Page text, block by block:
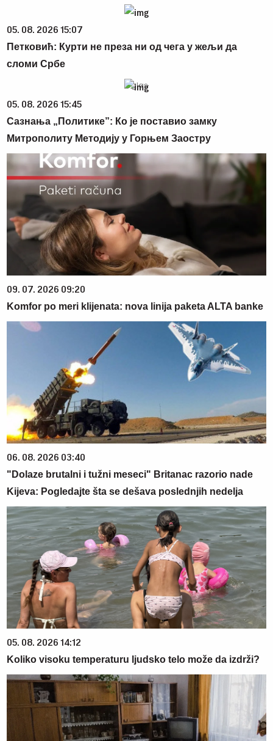
05. 08. 2026 15:07
Петковић: Курти не преза ни од чега у жељи да
сломи Србе
05. 08. 2026 15:45
Сазнања „Политике”: Ко је поставио замку
Митрополиту Методију у Горњем Заостру
09. 07. 2026 09:20
Komfor po meri klijenata: nova linija paketa ALTA banke
06. 08. 2026 03:40
"Dolaze brutalni i tužni meseci" Britanac razorio nade
Kijeva: Pogledajte šta se dešava poslednjih nedelja
05. 08. 2026 14:12
Koliko visoku temperaturu ljudsko telo može da izdrži?